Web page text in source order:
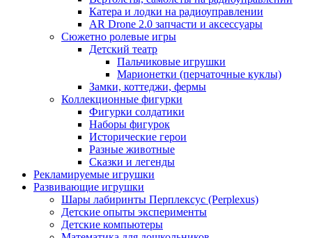
Катера и лодки на радиоуправлении
AR Drone 2.0 запчасти и аксессуары
Сюжетно ролевые игры
Детский театр
Пальчиковые игрушки
Марионетки (перчаточные куклы)
Замки, коттеджи, фермы
Коллекционные фигурки
Фигурки солдатики
Наборы фигурок
Исторические герои
Разные животные
Сказки и легенды
Рекламируемые игрушки
Развивающие игрушки
Шары лабиринты Перплексус (Perplexus)
Детские опыты эксперименты
Детские компьютеры